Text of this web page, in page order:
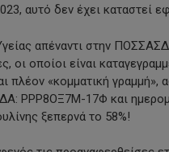
αυτό δεν έχει καταστεί
απέναντι στην
οι οποίοι είναι
πλέον «κομματική
ΡΡΡ8ΟΞ7Μ-17Φ και
ξεπερνά το 58%!